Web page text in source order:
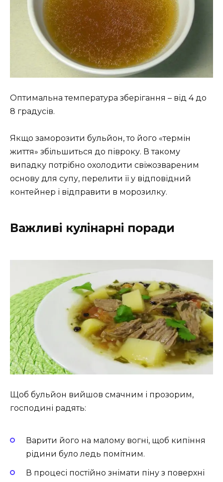
Оптимальна температура зберігання – від 4 до
8 градусів.
Якщо заморозити бульйон, то його «термін
життя» збільшиться до півроку. В такому
випадку потрібно охолодити свіжозвареним
основу для супу, перелити її у відповідний
контейнер і відправити в морозилку.
Важливі кулінарні поради
Щоб бульйон вийшов смачним і прозорим,
господині радять:
Варити його на малому вогні, щоб кипіння
рідини було ледь помітним.
В процесі постійно знімати піну з поверхні